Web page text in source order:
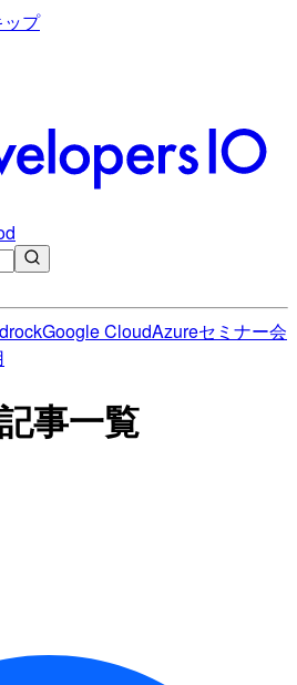
プ
Google CloudAzureセミナー会
事一覧